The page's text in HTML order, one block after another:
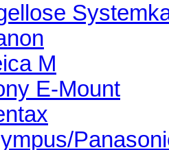
M
E-Mount